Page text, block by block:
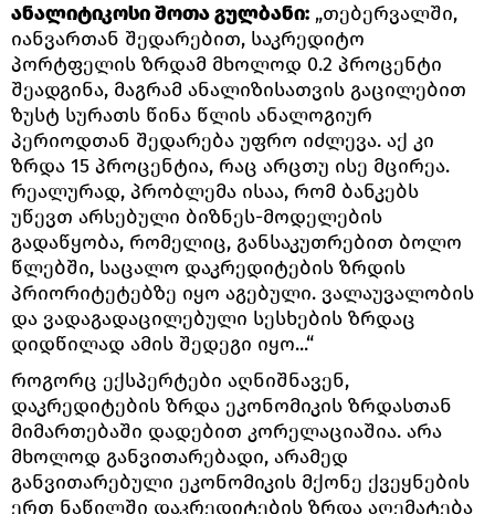
ანალიტიკოსი შოთა გულბანი: „თებერვალში,
იანვართან შედარებით, საკრედიტო
პორტფელის ზრდამ მხოლოდ 0.2 პროცენტი
შეადგინა, მაგრამ ანალიზისათვის გაცილებით
ზუსტ სურათს წინა წლის ანალოგიურ
პერიოდთან შედარება უფრო იძლევა. აქ კი
ზრდა 15 პროცენტია, რაც არცთუ ისე მცირეა.
რეალურად, პრობლემა ისაა, რომ ბანკებს
უწევთ არსებული ბიზნეს-მოდელების
გადაწყობა, რომელიც, განსაკუთრებით ბოლო
წლებში, საცალო დაკრედიტების ზრდის
პრიორიტეტებზე იყო აგებული. ვალაუვალობის
და ვადაგადაცილებული სესხების ზრდაც
დიდწილად ამის შედეგი იყო...“
როგორც ექსპერტები აღნიშნავენ,
დაკრედიტების ზრდა ეკონომიკის ზრდასთან
მიმართებაში დადებით კორელაციაშია. არა
მხოლოდ განვითარებადი, არამედ
განვითარებული ეკონომიკის მქონე ქვეყნების
ერთ ნაწილში დაკრედიტების ზრდა აღემატება